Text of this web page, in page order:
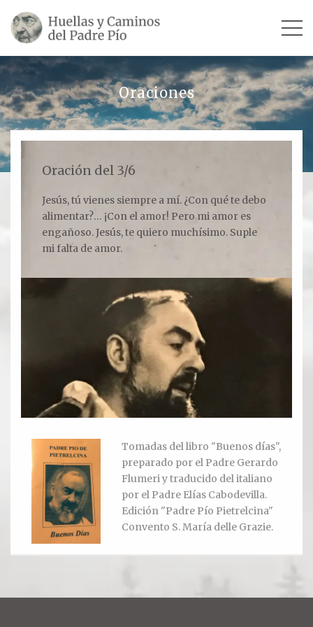
SU VIDA
Escultores
Revista «La Voz del Padre Pío»
Contar mi testimonio
Compartir un lugar
EL MILAGRO
El Milagro
Relación con Flia. Damiani
Galería y testimonios
Reliquias
Oraciones
Oración del 3/6
Jesús, tú vienes siempre a mí. ¿Con qué te debo
alimentar?… ¡Con el amor! Pero mi amor es
engañoso. Jesús, te quiero muchísimo. Suple
mi falta de amor.
Tomadas del libro "Buenos días",
preparado por el Padre Gerardo
Flumeri y traducido del italiano
por el Padre Elías Cabodevilla.
Edición "Padre Pío Pietrelcina"
Convento S. María delle Grazie.